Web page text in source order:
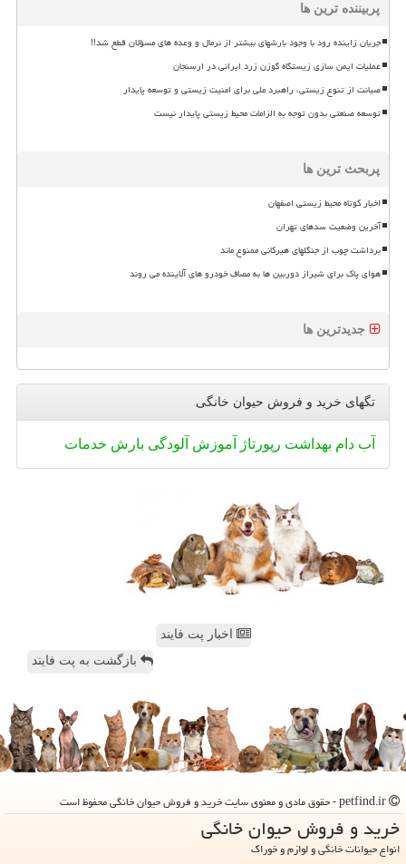
پربیننده ترین ها
جریان زاینده رود با وجود بارشهای بیشتر از نرمال و وعده های مسؤلان قطع شد!!
عملیات ایمن سازی زیستگاه گوزن زرد ایرانی در ارسنجان
صیانت از تنوع زیستی، راهبرد ملی برای امنیت زیستی و توسعه پایدار
توسعه صنعتی بدون توجه به الزامات محیط زیستی پایدار نیست
پربحث ترین ها
اخبار کوتاه محیط زیستی اصفهان
آخرین وضعیت سدهای تهران
برداشت چوب از جنگلهای هیرکانی ممنوع ماند
هوای پاک برای شیراز دوربین ها به مصاف خودرو های آلاینده می روند
جدیدترین ها
تگهای خرید و فروش حیوان خانگی
آب دام بهداشت رپورتاژ آموزش آلودگی بارش خدمات
اخبار پت فایند
بازگشت به پت فایند
خرید و فروش حیوان خانگی
انواع حیوانات خانگی و لوازم و خوراک